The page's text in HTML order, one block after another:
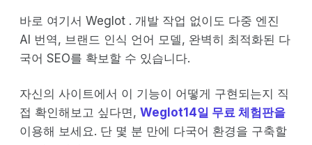
바로 여기서 Weglot . 개발 작업 없이도 다중 엔진
AI 번역, 브랜드 인식 언어 모델, 완벽히 최적화된 다
국어 SEO를 확보할 수 있습니다.
자신의 사이트에서 이 기능이 어떻게 구현되는지 직
접 확인해보고 싶다면, Weglot14일 무료 체험판을
이용해 보세요. 단 몇 분 만에 다국어 환경을 구축할